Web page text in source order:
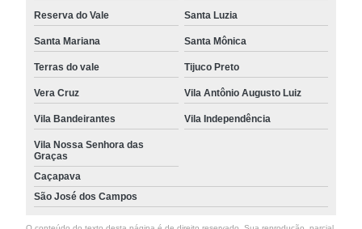
Reserva do Vale Santa Luzia
Santa Mariana Santa Mônica
Terras do vale Tijuco Preto
Vera Cruz Vila Antônio Augusto Luiz
Vila Bandeirantes Vila Independência
Vila Nossa Senhora das
Graças
Caçapava
São José dos Campos